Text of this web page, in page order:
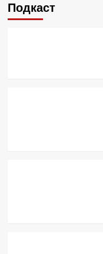
Подкаст